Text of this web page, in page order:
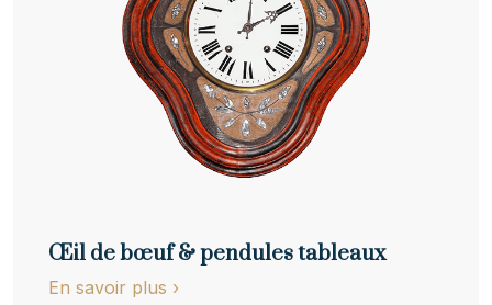
Œil de bœuf & pendules tableaux
En savoir plus ›